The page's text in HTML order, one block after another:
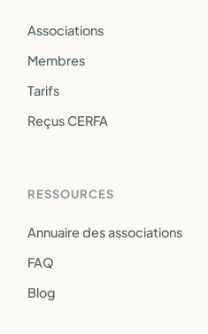
Associations
Membres
Tarifs
Reçus CERFA
RESSOURCES
Annuaire des associations
FAQ
Blog